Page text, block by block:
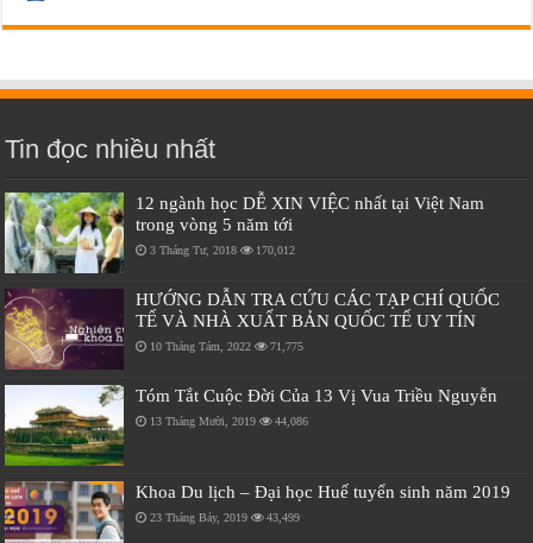
Tin đọc nhiều nhất
12 ngành học DỄ XIN VIỆC nhất tại Việt Nam
trong vòng 5 năm tới
3 Tháng Tư, 2018 170,012
HƯỚNG DẪN TRA CỨU CÁC TẠP CHÍ QUỐC
TẾ VÀ NHÀ XUẤT BẢN QUỐC TẾ UY TÍN
10 Tháng Tám, 2022 71,775
Tóm Tắt Cuộc Đời Của 13 Vị Vua Triều Nguyễn
13 Tháng Mười, 2019 44,086
Khoa Du lịch – Đại học Huế tuyển sinh năm 2019
23 Tháng Bảy, 2019 43,499